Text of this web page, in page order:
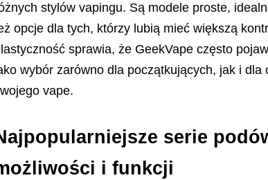
stylów vapingu. Są modele proste,
opcje dla tych, którzy lubią mieć większą
sprawia, że GeekVape często
wybór zarówno dla początkujących, jak i
vape.
serie
i funkcji